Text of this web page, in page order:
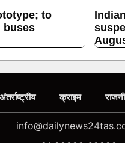
to
buses
अंतर्राष्ट्रीय क्राइम